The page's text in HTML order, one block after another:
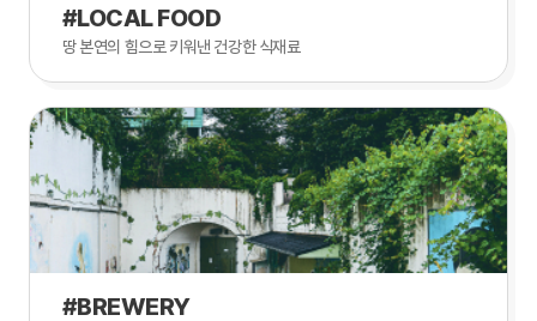
#LOCAL FOOD
땅 본연의 힘으로 키워낸 건강한 식재료
#BREWERY